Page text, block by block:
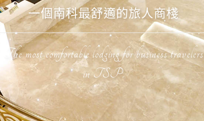
一個南科最舒適的旅人商棧
The most comfortable lodging for business travelers
in TSP.